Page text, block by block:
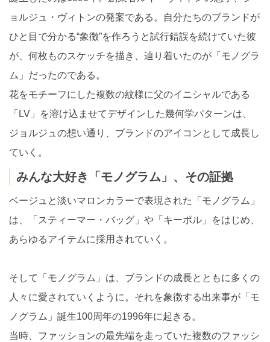
ョルジュ・ヴィトンの発案である。自分たちのブランドが
ひと目で分かる“象徴”を作ろうと試行錯誤を続けていた彼
が、何枚ものスケッチを描き、辿り着いたのが「モノグラ
ム」だったのである。
花をモチーフにした複数の紋様に父のイニシャルである
「LV」を溶け込ませてデザインした幾何学パターンは、
ジョルジュの想い通り、ブランドのアイコンとして成長し
ていく。
みんな大好き「モノグラム」、その証拠
ベージュと淡いマロンカラーで表現された「モノグラム」
は、「スティーマー・バッグ」や「キーポル」をはじめ、
あらゆるアイテムに採用されていく。
そして「モノグラム」は、ブランドの成長とともに多くの
人々に愛されていくように。それを象徴する出来事が「モ
ノグラム」誕生100周年の1996年に起きる。
当時、ファッションの最先端を走っていた複数のファッシ